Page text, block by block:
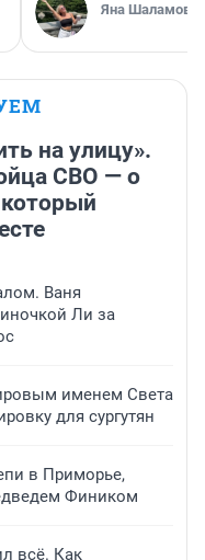
Яна Шаламова
на улицу».
СВО — о
Ваня
Ли за
именем Света
для сургутян
в Приморье,
Фиником
всё. Как